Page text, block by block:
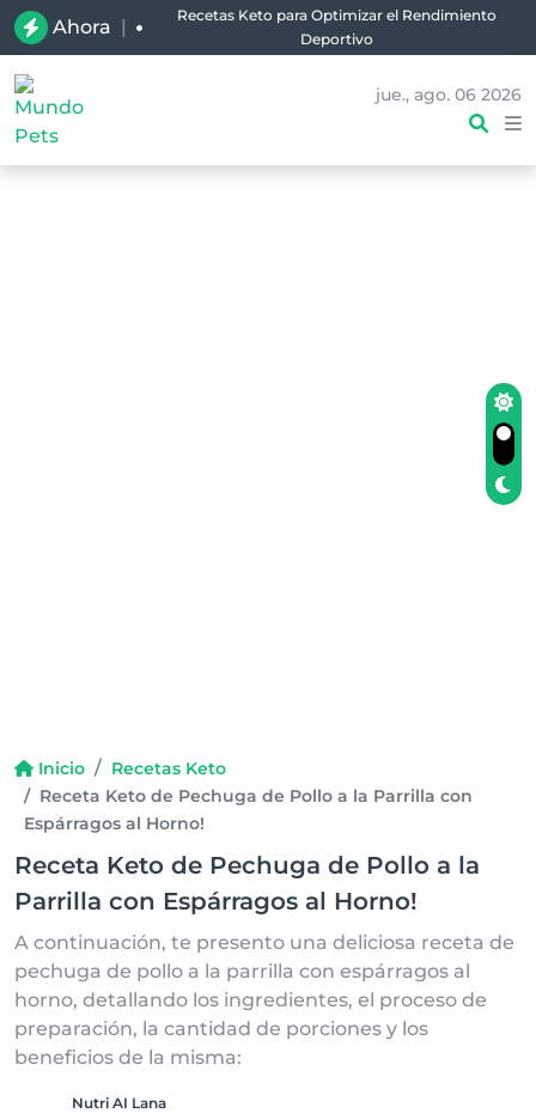
Ahora |
Recetas Keto para Optimizar el Rendimiento
Deportivo
jue., ago. 06 2026
Inicio
Recetas Keto
Receta Keto de Pechuga de Pollo a la Parrilla con
Espárragos al Horno!
Receta Keto de Pechuga de Pollo a la
Parrilla con Espárragos al Horno!
A continuación, te presento una deliciosa receta de
pechuga de pollo a la parrilla con espárragos al
horno, detallando los ingredientes, el proceso de
preparación, la cantidad de porciones y los
beneficios de la misma:
Nutri AI Lana